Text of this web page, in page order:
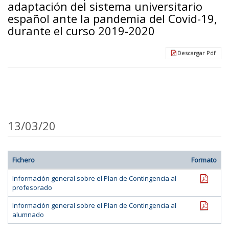
adaptación del sistema universitario
español ante la pandemia del Covid-19,
durante el curso 2019-2020
Descargar Pdf
13/03/20
Fichero
Formato
Información general sobre el Plan de Contingencia al
profesorado
pdf
Información general sobre el Plan de Contingencia al
alumnado
pdf